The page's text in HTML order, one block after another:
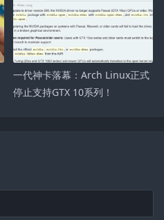
一代神卡落幕：Arch Linux正式
停止支持GTX 10系列！